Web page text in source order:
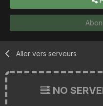
Aller vers serveurs
NO